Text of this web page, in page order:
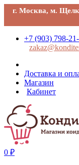
г. Москва, м.
+7 (903) 798-
Доставка и
Магазин
Кабинет
0 ₽